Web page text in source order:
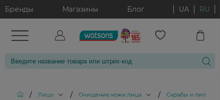
Бренды Магазины Блог UA RU
/ Лицо / Очищение кожи лица / Скрабы и